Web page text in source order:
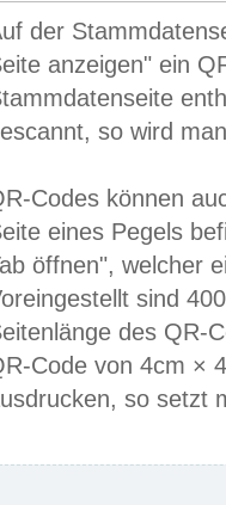
der
anzeigen" ein
so wird
Codes können
eines Pegels
öffnen", welcher
sind
des QR-
Code von 4cm ×
so setzt